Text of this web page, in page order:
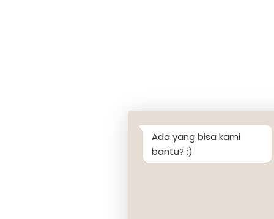
Ada yang bisa kami
bantu? :)